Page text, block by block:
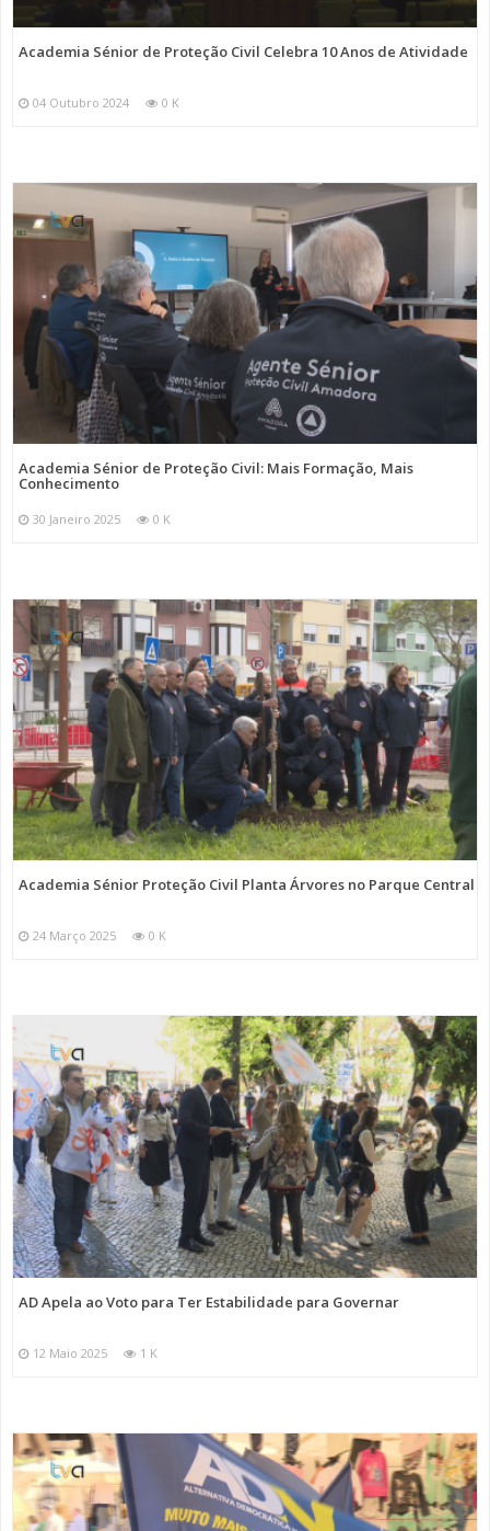
Academia Sénior de Proteção Civil Celebra 10 Anos de Atividade
04 Outubro 2024 0 K
Academia Sénior de Proteção Civil: Mais Formação, Mais
Conhecimento
30 Janeiro 2025 0 K
Academia Sénior Proteção Civil Planta Árvores no Parque Central
24 Março 2025 0 K
AD Apela ao Voto para Ter Estabilidade para Governar
12 Maio 2025 1 K